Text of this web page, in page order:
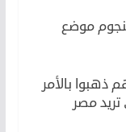
موضع
بالأمر
مصر